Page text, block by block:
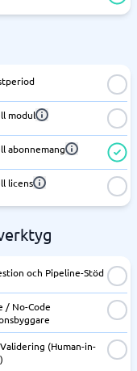
modul
abonnemang
licens
och Pipeline-Stöd
/ No-Code
(Human-in-